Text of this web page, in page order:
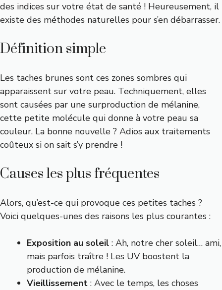
des indices sur votre état de santé ! Heureusement, il
existe des méthodes naturelles pour s’en débarrasser.
Définition simple
Les taches brunes sont ces zones sombres qui
apparaissent sur votre peau. Techniquement, elles
sont causées par une surproduction de mélanine,
cette petite molécule qui donne à votre peau sa
couleur. La bonne nouvelle ? Adios aux traitements
coûteux si on sait s’y prendre !
Causes les plus fréquentes
Alors, qu’est-ce qui provoque ces petites taches ?
Voici quelques-unes des raisons les plus courantes :
Exposition au soleil : Ah, notre cher soleil… ami,
mais parfois traître ! Les UV boostent la
production de mélanine.
Vieillissement : Avec le temps, les choses